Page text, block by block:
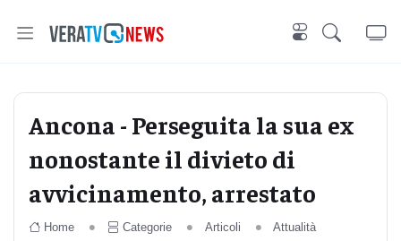
Ancona - Perseguita la sua ex
nonostante il divieto di
avvicinamento, arrestato
Home Categorie Articoli Attualità